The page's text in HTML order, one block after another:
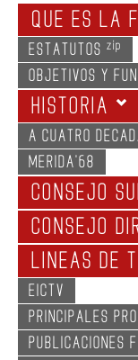
QUE ES LA
ESTATUTOS zip
OBJETIVOS Y
HISTORIA
A CUATRO
MERIDA'68
CONSEJO
CONSEJO
LINEAS DE
EICTV
PRINCIPALES
PUBLICACIONES